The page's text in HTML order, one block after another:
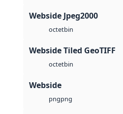
Webside Jpeg2000
octetbin
Webside Tiled GeoTIFF
octetbin
Webside
pngpng